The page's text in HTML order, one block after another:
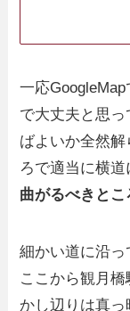
一応
で大丈夫と思
ばよいか全然解
ろで適当に横
曲がるべきと
細かい道に沿っ
ここから観月
かし辺りは真っ